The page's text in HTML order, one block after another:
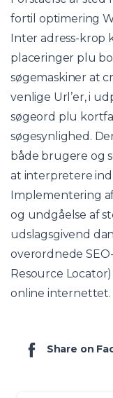
fortil optimering
Inter adress-krop
placeringer plu
søgemaskiner at
venlige Url’er, i
søgeord plu
søgesynlighed.
både brugere og
at interpretere
Implementering
og undgåelse af
udslagsgivend
overordnede
Resource
online internettet.
Share on